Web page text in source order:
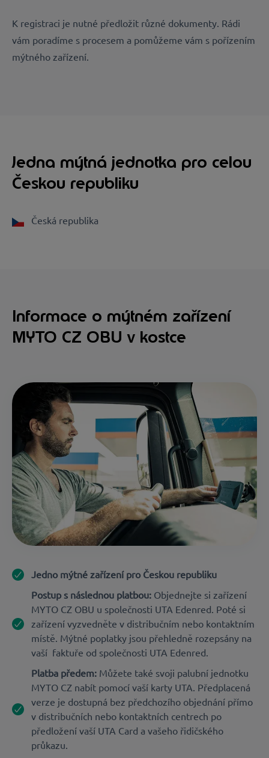
K registraci je nutné předložit různé dokumenty. Rádi
vám poradíme s procesem a pomůžeme vám s pořízením
mýtného zařízení.
Jedna mýtná jednotka pro celou
Českou republiku
Česká republika
Informace o mýtném zařízení
MYTO CZ OBU v kostce
Jedno mýtné zařízení pro Českou republiku
Postup s následnou platbou: Objednejte si zařízení
MYTO CZ OBU u společnosti UTA Edenred. Poté si
zařízení vyzvedněte v distribučním nebo kontaktním
místě. Mýtné poplatky jsou přehledně rozepsány na
vaší faktuře od společnosti UTA Edenred.
Platba předem: Můžete také svoji palubní jednotku
MYTO CZ nabít pomocí vaší karty UTA. Předplacená
verze je dostupná bez předchozího objednání přímo
v distribučních nebo kontaktních centrech po
předložení vaší UTA Card a vašeho řidičského
průkazu.